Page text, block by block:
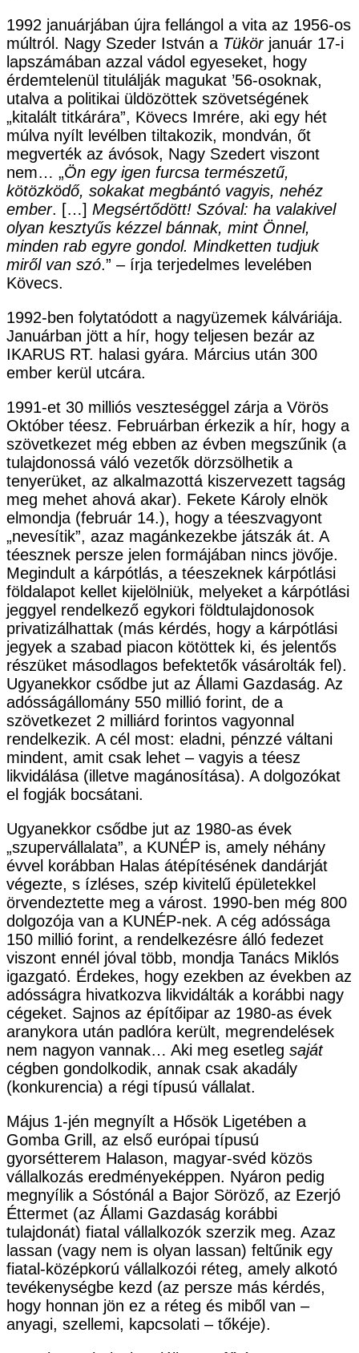
1992 januárjában újra fellángol a vita az 1956-os
múltról. Nagy Szeder István a Tükörjanuár 17-i
lapszámában azzal vádol egyeseket, hogy
érdemtelenül titulálják magukat ’56-osoknak,
utalva a politikai üldözöttek szövetségének
„kitalált titkárára”, Kövecs Imrére, aki egy hét
múlva nyílt levélben tiltakozik, mondván, őt
megverték az ávósok, Nagy Szedert viszont
nem… „Ön egy igen furcsa természetű,
kötözködő, sokakat megbántó vagyis, nehéz
ember. […] Megsértődött! Szóval: ha valakivel
olyan kesztyűs kézzel bánnak, mint Önnel,
minden rab egyre gondol. Mindketten tudjuk
miről van szó.” – írja terjedelmes levelében
Kövecs.
1992-ben folytatódott a nagyüzemek kálváriája.
Januárban jött a hír, hogy teljesen bezár az
IKARUS RT. halasi gyára. Március után 300
ember kerül utcára.
1991-et 30 milliós veszteséggel zárja a Vörös
Október téesz. Februárban érkezik a hír, hogy a
szövetkezet még ebben az évben megszűnik (a
tulajdonossá váló vezetők dörzsölhetik a
tenyerüket, az alkalmazottá kiszervezett tagság
meg mehet ahová akar). Fekete Károly elnök
elmondja (február 14.), hogy a téeszvagyont
„nevesítik”, azaz magánkezekbe játszák át. A
téesznek persze jelen formájában nincs jövője.
Megindult a kárpótlás, a téeszeknek kárpótlási
földalapot kellet kijelölniük, melyeket a kárpótlási
jeggyel rendelkező egykori földtulajdonosok
privatizálhattak (más kérdés, hogy a kárpótlási
jegyek a szabad piacon kötöttek ki, és jelentős
részüket másodlagos befektetők vásárolták fel).
Ugyanekkor csődbe jut az Állami Gazdaság. Az
adósságállomány 550 millió forint, de a
szövetkezet 2 milliárd forintos vagyonnal
rendelkezik. A cél most: eladni, pénzzé váltani
mindent, amit csak lehet – vagyis a téesz
likvidálása (illetve magánosítása). A dolgozókat
el fogják bocsátani.
Ugyanekkor csődbe jut az 1980-as évek
„szupervállalata”, a KUNÉP is, amely néhány
évvel korábban Halas átépítésének dandárját
végezte, s ízléses, szép kivitelű épületekkel
örvendeztette meg a várost. 1990-ben még 800
dolgozója van a KUNÉP-nek. A cég adóssága
150 millió forint, a rendelkezésre álló fedezet
viszont ennél jóval több, mondja Tanács Miklós
igazgató. Érdekes, hogy ezekben az években az
adósságra hivatkozva likvidálták a korábbi nagy
cégeket. Sajnos az építőipar az 1980-as évek
aranykora után padlóra került, megrendelések
nem nagyon vannak… Aki meg esetleg saját
cégben gondolkodik, annak csak akadály
(konkurencia) a régi típusú vállalat.
Május 1-jén megnyílt a Hősök Ligetében a
Gomba Grill, az első európai típusú
gyorsétterem Halason, magyar-svéd közös
vállalkozás eredményeképpen. Nyáron pedig
megnyílik a Sóstónál a Bajor Söröző, az Ezerjó
Éttermet (az Állami Gazdaság korábbi
tulajdonát) fiatal vállalkozók szerzik meg. Azaz
lassan (vagy nem is olyan lassan) feltűnik egy
fiatal-középkorú vállalkozói réteg, amely alkotó
tevékenységbe kezd (az persze más kérdés,
hogy honnan jön ez a réteg és miből van –
anyagi, szellemi, kapcsolati – tőkéje).